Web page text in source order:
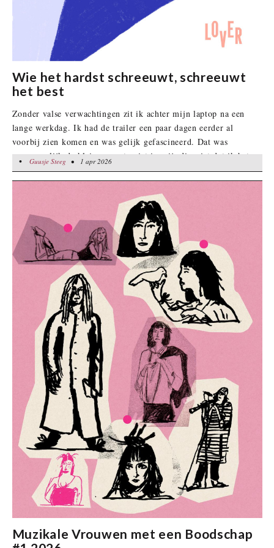
Wie het hardst schreeuwt, schreeuwt
het best
Zonder valse verwachtingen zit ik achter mijn laptop na een
lange werkdag. Ik had de trailer een paar dagen eerder al
voorbij zien komen en was gelijk gefascineerd. Dat was
voornamelijk de kleine ramptoerist in mij, die wist dat ik het
pijnlijk zou vinden om te zien. Ik omarm de verwachte
frustratie en klik het Netflix-logo aan.
Guusje Steeg• 1 apr 2026
•Guusje Steeg • 1 apr 2026
Muzikale Vrouwen met een Boodschap